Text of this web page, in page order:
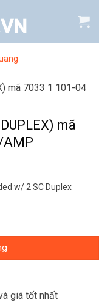
mã
AMP
Giá
hiện
tạiw/ 2 SC Duplex
7033 1 101-04
giá tốt nhất